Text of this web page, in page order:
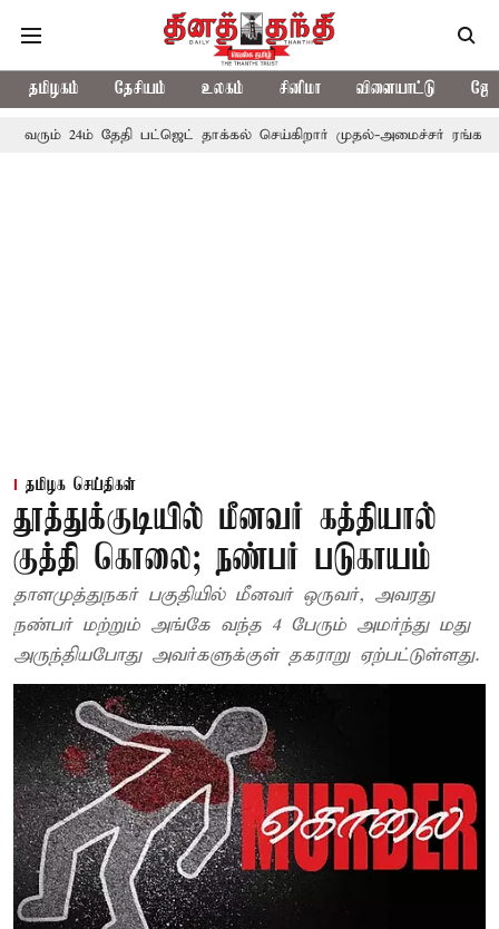
தமிழகம் தேசியம் உலகம் சினிமா விளையாட்டு
24ம் தேதி பட்ஜெட் தாக்கல் செய்கிறார் முதல்-அமைச்சர் ரங்கசாமி
தமிழக செய்திகள்
தூத்துக்குடியில் மீனவர் கத்தியால்
குத்தி கொலை; நண்பர் படுகாயம்
தாளமுத்துநகர் பகுதியில் மீனவர் ஒருவர், அவரது
நண்பர் மற்றும் அங்கே வந்த 4 பேரும் அமர்ந்து மது
அருந்தியபோது அவர்களுக்குள் தகராறு ஏற்பட்டுள்ளது.